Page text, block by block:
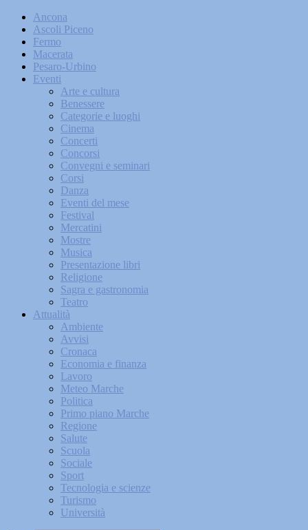
Ancona
Ascoli Piceno
Fermo
Macerata
Pesaro-Urbino
Eventi
Arte e cultura
Benessere
Categorie e luoghi
Cinema
Concerti
Concorsi
Convegni e seminari
Corsi
Danza
Eventi del mese
Festival
Mercatini
Mostre
Musica
Presentazione libri
Religione
Sagra e gastronomia
Teatro
Attualità
Ambiente
Avvisi
Cronaca
Economia e finanza
Lavoro
Meteo Marche
Politica
Primo piano Marche
Regione
Salute
Scuola
Sociale
Sport
Tecnologia e scienze
Turismo
Università